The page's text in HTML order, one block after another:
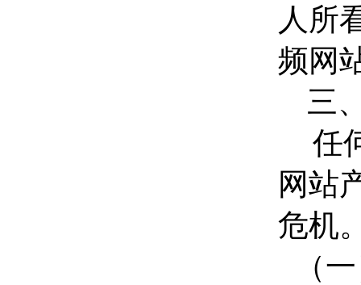
人所
频网
三
任
网站
危机
（